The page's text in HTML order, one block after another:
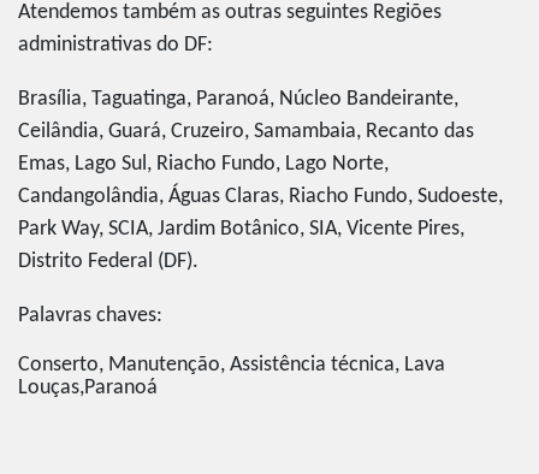
Atendemos também as outras seguintes Regiões
administrativas do DF:
Brasília, Taguatinga, Paranoá, Núcleo Bandeirante,
Ceilândia, Guará, Cruzeiro, Samambaia, Recanto das
Emas, Lago Sul, Riacho Fundo, Lago Norte,
Candangolândia, Águas Claras, Riacho Fundo, Sudoeste,
Park Way, SCIA, Jardim Botânico, SIA, Vicente Pires,
Distrito Federal (DF).
Palavras chaves:
Conserto, Manutenção, Assistência técnica, Lava
Louças,Paranoá